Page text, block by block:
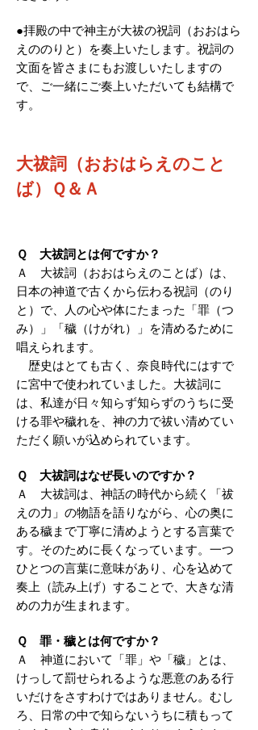
●拝殿の中で神主が大祓の祝詞（おおはら
えののりと）を奏上いたします。祝詞の
文面を皆さまにもお渡しいたしますの
で、ご一緒にご奏上いただいても結構で
す。
大祓詞（おおはらえのこと
ば）Ｑ＆Ａ
Ｑ 大祓詞とは何ですか？
Ａ 大祓詞（おおはらえのことば）は、
日本の神道で古くから伝わる祝詞（のり
と）で、人の心や体にたまった「罪（つ
み）」「穢（けがれ）」を清めるために
唱えられます。
歴史はとても古く、奈良時代にはすで
に宮中で使われていました。大祓詞に
は、私達が日々知らず知らずのうちに受
ける罪や穢れを、神の力で祓い清めてい
ただく願いが込められています。
Ｑ 大祓詞はなぜ長いのですか？
Ａ 大祓詞は、神話の時代から続く「祓
えの力」の物語を語りながら、心の奥に
ある穢まで丁寧に清めようとする言葉で
す。そのために長くなっています。一つ
ひとつの言葉に意味があり、心を込めて
奏上（読み上げ）することで、大きな清
めの力が生まれます。
Ｑ 罪・穢とは何ですか？
Ａ 神道において「罪」や「穢」とは、
けっして罰せられるような悪意のある行
いだけをさすわけではありません。むし
ろ、日常の中で知らないうちに積もって